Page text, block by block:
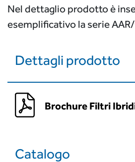
Nel dettaglio prodotto è
esemplificativo la serie
Dettagli prodotto
Brochure Filtri
Catalogo